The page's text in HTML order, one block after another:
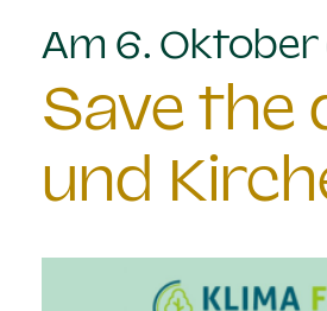
Am 6.
Save the
und